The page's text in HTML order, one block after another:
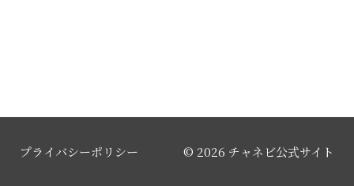
プライバシーポリシー © 2026 チャネビ公式サイト